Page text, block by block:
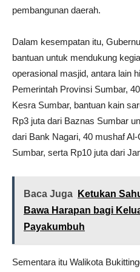
pembangunan daerah.
Dalam kesempatan itu,
bantuan untuk mendukung
operasional masjid, antara lain
Pemerintah Provinsi Sumbar,
Kesra Sumbar, bantuan kain
Rp3 juta dari Baznas Sumbar
dari Bank Nagari, 40 mushaf
Sumbar, serta Rp10 juta dari
Baca Juga
Ketukan
Bawa Harapan bagi
Payakumbuh
Sementara itu Walikota